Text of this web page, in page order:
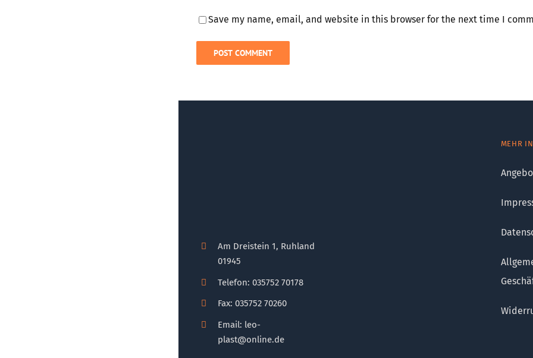
Save my name, email, and website in this browser for the next time I
Am Dreistein 1, Ruhland
01945
Telefon: 035752 70178
Fax: 035752 70260
Email: leo-
plast@online.de
MEHR